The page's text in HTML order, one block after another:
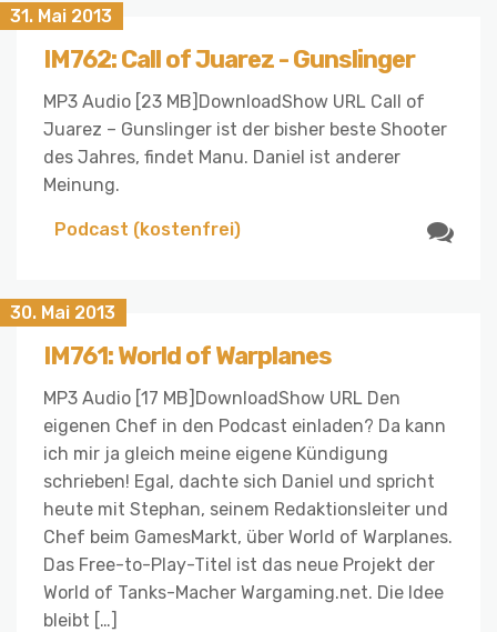
31. Mai 2013
IM762: Call of Juarez - Gunslinger
MP3 Audio [23 MB]DownloadShow URL Call of
Juarez – Gunslinger ist der bisher beste Shooter
des Jahres, findet Manu. Daniel ist anderer
Meinung.
Podcast (kostenfrei)
30. Mai 2013
IM761: World of Warplanes
MP3 Audio [17 MB]DownloadShow URL Den
eigenen Chef in den Podcast einladen? Da kann
ich mir ja gleich meine eigene Kündigung
schrieben! Egal, dachte sich Daniel und spricht
heute mit Stephan, seinem Redaktionsleiter und
Chef beim GamesMarkt, über World of Warplanes.
Das Free-to-Play-Titel ist das neue Projekt der
World of Tanks-Macher Wargaming.net. Die Idee
bleibt […]